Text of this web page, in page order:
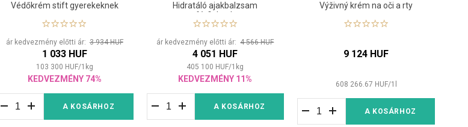
Védőkrém stift gyerekeknek
ár kedvezmény előtti ár:3 934 HUF
1 033 HUF
103 300 HUF/1 kg
KEDVEZMÉNY 74%
A KOSÁRHOZ
Hidratáló ajakbalzsam
férfiaknak
ár kedvezmény előtti ár:4 566 HUF
4 051 HUF
405 100 HUF/1 kg
KEDVEZMÉNY 11%
A KOSÁRHOZ
Výživný krém na oči a rty
9 124 HUF
608 266.67 HUF/1
A KOSÁRHOZ